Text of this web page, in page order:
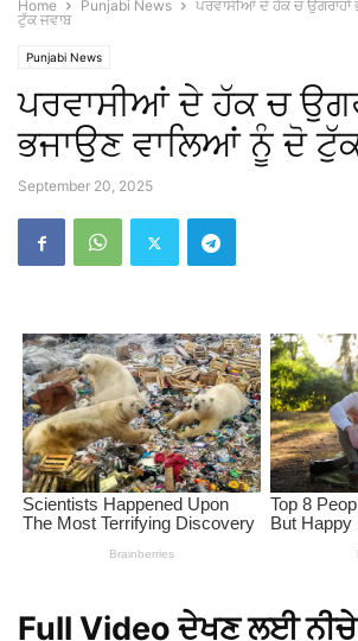
Home Punjabi News
ਪਰਵਾਸੀਆਂ ਦੇ ਹੱਕ ਚ
ਟੁੱਕ ਜਵਾਬ
Punjabi News
ਪਰਵਾਸੀਆਂ ਦੇ ਹੱਕ ਚ
ਭਜਾਉਣ ਵਾਲਿਆਂ ਨੂੰ ਦੋ
September 20, 2025
Full Video ਦੇਖਣ ਲਈ